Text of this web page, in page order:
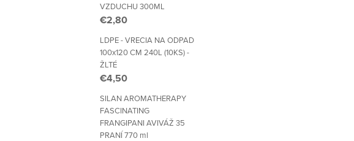
VZDUCHU 300ML
€2,80
LDPE - VRECIA NA ODPAD
100x120 CM 240L (10KS) -
ŽLTÉ
€4,50
SILAN AROMATHERAPY
FASCINATING
FRANGIPANI AVIVÁŽ 35
PRANÍ 770 ml